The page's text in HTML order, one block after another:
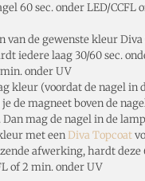
60 sec. onder LED/CCFL
van de gewenste kleur
iedere laag 30/60 sec.
onder UV
kleur (voordat de nagel in
de magneet boven de
mag de nagel in de
met eenDiva Topcoat
afwerking, hardt deze
of 2 min. onder UV